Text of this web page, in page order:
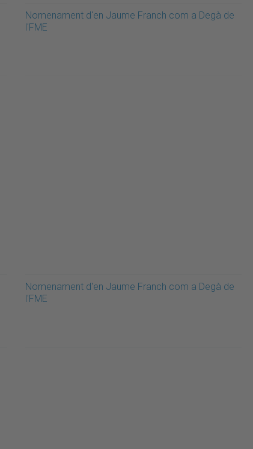
Nomenament d'en Jaume Franch com a Degà de
l'FME
Nomenament d'en Jaume Franch com a Degà de
l'FME